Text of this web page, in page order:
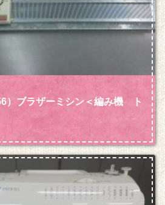
）ブラザーミシン＜編み機 ト